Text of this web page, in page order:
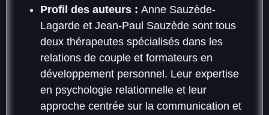
Profil des auteurs : Anne Sauzède-
Lagarde et Jean-Paul Sauzède sont tous
deux thérapeutes spécialisés dans les
relations de couple et formateurs en
développement personnel. Leur expertise
en psychologie relationnelle et leur
approche centrée sur la communication et